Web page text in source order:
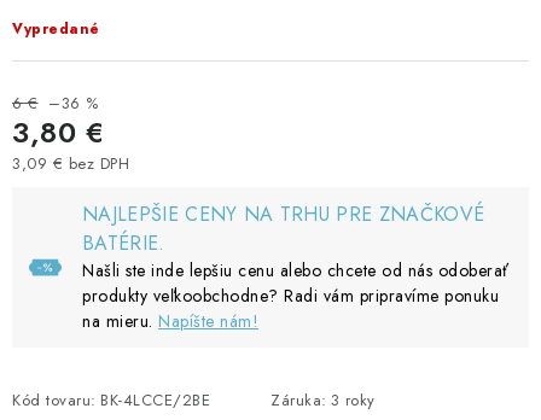
Vypredané
6 € –36 %
3,80 €
3,09 € bez DPH
NAJLEPŠIE CENY NA TRHU PRE ZNAČKOVÉ
BATÉRIE.
Našli ste inde lepšiu cenu alebo chcete od nás odoberať
produkty veľkoobchodne? Radi vám pripravíme ponuku
na mieru. Napíšte nám!
Kód tovaru: BK-4LCCE/2BE Záruka: 3 roky